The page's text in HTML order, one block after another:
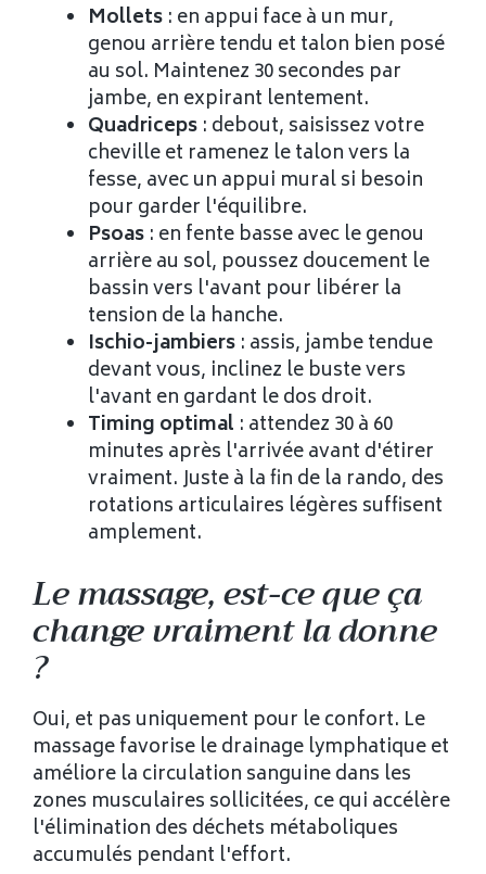
Mollets : en appui face à un mur,
genou arrière tendu et talon bien posé
au sol. Maintenez 30 secondes par
jambe, en expirant lentement.
Quadriceps : debout, saisissez votre
cheville et ramenez le talon vers la
fesse, avec un appui mural si besoin
pour garder l'équilibre.
Psoas : en fente basse avec le genou
arrière au sol, poussez doucement le
bassin vers l'avant pour libérer la
tension de la hanche.
Ischio-jambiers : assis, jambe tendue
devant vous, inclinez le buste vers
l'avant en gardant le dos droit.
Timing optimal : attendez 30 à 60
minutes après l'arrivée avant d'étirer
vraiment. Juste à la fin de la rando, des
rotations articulaires légères suffisent
amplement.
Le massage, est-ce que ça
change vraiment la donne
?
Oui, et pas uniquement pour le confort. Le
massage favorise le drainage lymphatique et
améliore la circulation sanguine dans les
zones musculaires sollicitées, ce qui accélère
l'élimination des déchets métaboliques
accumulés pendant l'effort.